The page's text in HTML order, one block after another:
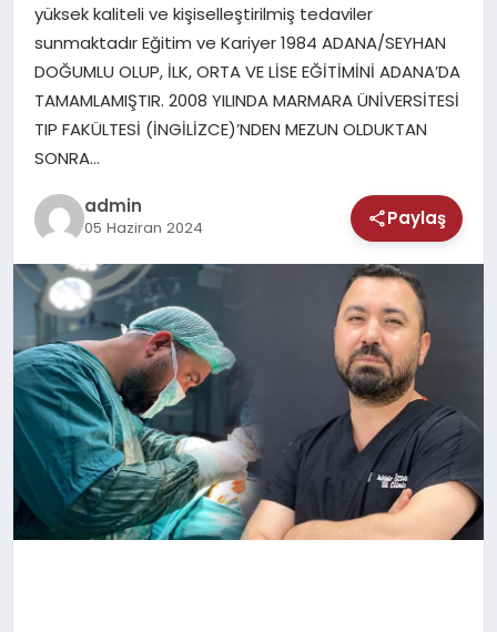
TEKNOLOJI
yüksek kaliteli ve kişiselleştirilmiş tedaviler
sunmaktadır Eğitim ve Kariyer 1984 ADANA/SEYHAN
DOĞUMLU OLUP, İLK, ORTA VE LİSE EĞİTİMİNİ ADANA’DA
TAMAMLAMIŞTIR. 2008 YILINDA MARMARA ÜNİVERSİTESİ
TIP FAKÜLTESİ (İNGİLİZCE)’NDEN MEZUN OLDUKTAN
SONRA…
admin
05 Haziran 2024 Paylaş